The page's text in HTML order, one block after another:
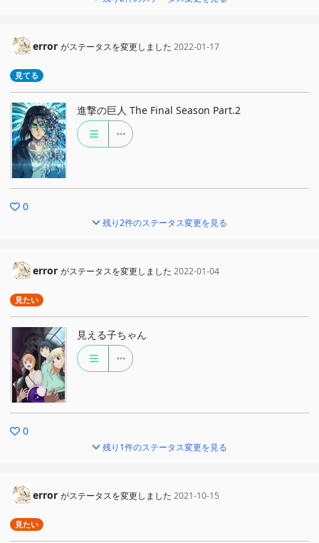
error がステータスを変更しました 2022-01-17
見てる
進撃の巨人 The Final Season Part.2
0
残り2件のステータス変更を見る
error がステータスを変更しました 2022-01-04
見たい
見える子ちゃん
0
残り1件のステータス変更を見る
error がステータスを変更しました 2021-10-15
見たい